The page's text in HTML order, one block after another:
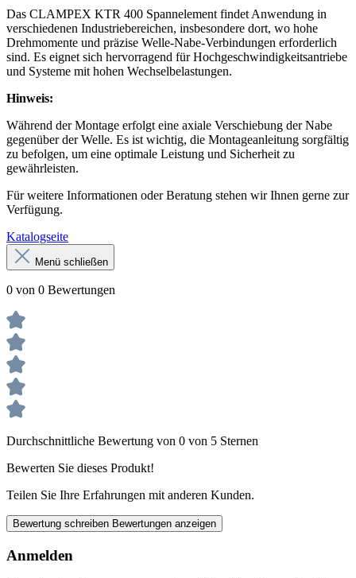
Das CLAMPEX KTR 400 Spannelement findet Anwendung in
verschiedenen Industriebereichen, insbesondere dort, wo hohe
Drehmomente und präzise Welle-Nabe-Verbindungen erforderlich
sind. Es eignet sich hervorragend für Hochgeschwindigkeitsantriebe
und Systeme mit hohen Wechselbelastungen.
Hinweis:
Während der Montage erfolgt eine axiale Verschiebung der Nabe
gegenüber der Welle. Es ist wichtig, die Montageanleitung sorgfältig
zu befolgen, um eine optimale Leistung und Sicherheit zu
gewährleisten.
Für weitere Informationen oder Beratung stehen wir Ihnen gerne zur
Verfügung.
Katalogseite
Menü schließen
0 von 0 Bewertungen
Durchschnittliche Bewertung von 0 von 5 Sternen
Bewerten Sie dieses Produkt!
Teilen Sie Ihre Erfahrungen mit anderen Kunden.
Bewertung schreiben Bewertungen anzeigen
Anmelden